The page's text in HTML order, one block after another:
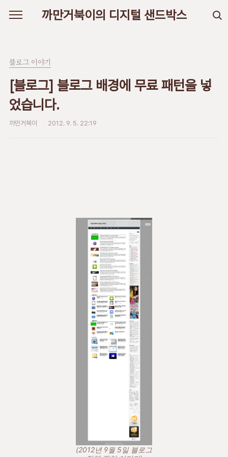
까만거북이의 디지털 샌드박스
블로그 이야기
[블로그] 블로그 배경에 무료 패턴을 넣
었습니다.
까만거북이 2012. 9. 5. 22:19
(2012년 9월 5일 블로그